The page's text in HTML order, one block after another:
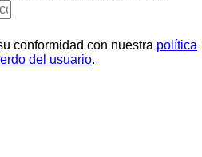
conformidad con nuestra política
del usuario.